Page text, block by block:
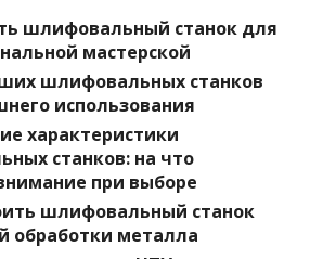
шлифовальный станок для
мастерской
шлифовальных станков
использования
характеристики
станков: на что
при выборе
шлифовальный станок
обработки металла